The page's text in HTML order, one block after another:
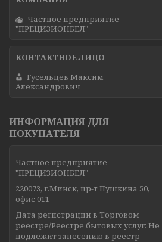
Частное предприятие
"ПРЕЦИЗИОНБЕЛ"
Гусельцев Максим
Александрович
ИНФОРМАЦИЯ ДЛЯ
ПОКУПАТЕЛЯ
Частное предприятие
"ПРЕЦИЗИОНБЕЛ"
220073, г.Минск, пр-т Пушкина 50,
офис 011
Дата регистрации в Торговом
реестре/Реестре бытовых услуг: Не
подлежит занесению в реестр